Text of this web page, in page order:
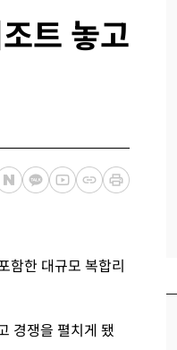
트 놓고
함한 대규모 복합리
경쟁을 펼치게 됐